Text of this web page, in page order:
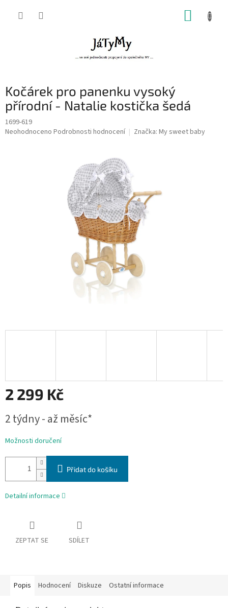
Kočárek pro panenku vysoký
přírodní - Natalie kostička šedá
1699-619
Průměrné
Neohodnoceno Podrobnosti hodnocení Značka: My sweet baby
2 299 Kč
cena:
2 týdny - až měsíc*
Možnosti doručení
Přidat do košíku
Detailní informace
ZEPTAT SE SDÍLET
Popis Hodnocení Diskuze Ostatní informace